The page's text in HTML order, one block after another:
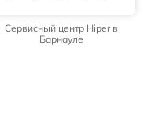
Сервисный центр Hiper в
Барнауле